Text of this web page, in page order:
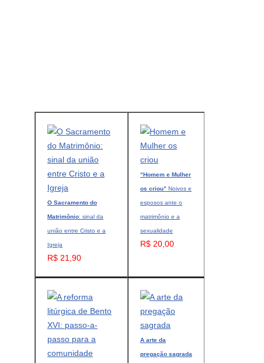
O Sacramento do
Matrimônio: sinal da
união entre Cristo e a
Igreja
R$ 21,90
“Homem e Mulher
os criou” Noivos e
esposos ante o
matrimônio e a
sexualidade
R$ 20,00
A arte da
pregação sagrada